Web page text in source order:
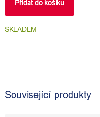
SKLADEM
Přidat do košíku
Související produkty